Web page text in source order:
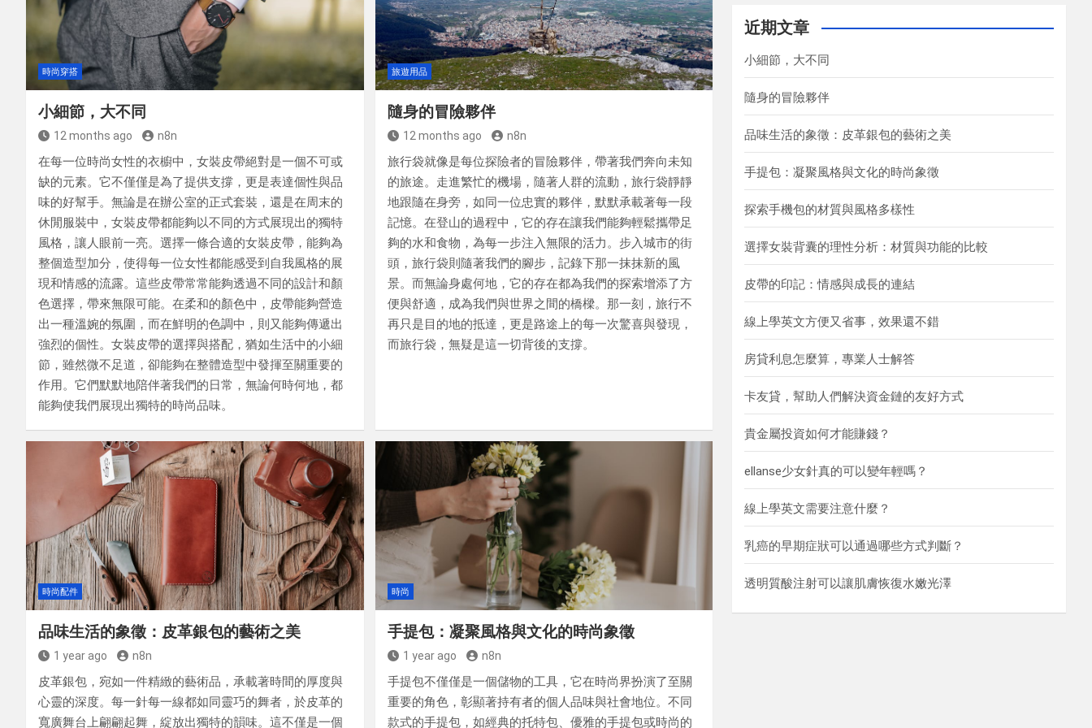
探索手機包的材質與風格多樣性
時尚穿搭
小細節，大不同
12 months ago n8n
在每一位時尚女性的衣櫥中，女裝皮帶絕對是一個不可或
缺的元素。它不僅僅是為了提供支撐，更是表達個性與品
味的好幫手。無論是在辦公室的正式套裝，還是在周末的
休閒服裝中，女裝皮帶都能夠以不同的方式展現出的獨特
風格，讓人眼前一亮。選擇一條合適的女裝皮帶，能夠為
整個造型加分，使得每一位女性都能感受到自我風格的展
現和情感的流露。這些皮帶常常能夠透過不同的設計和顏
色選擇，帶來無限可能。在柔和的顏色中，皮帶能夠營造
出一種溫婉的氛圍，而在鮮明的色調中，則又能夠傳遞出
強烈的個性。女裝皮帶的選擇與搭配，猶如生活中的小細
節，雖然微不足道，卻能夠在整體造型中發揮至關重要的
作用。它們默默地陪伴著我們的日常，無論何時何地，都
能夠使我們展現出獨特的時尚品味。
旅遊用品
隨身的冒險夥伴
12 months ago n8n
旅行袋就像是每位探險者的冒險夥伴，帶著我們奔向未知
的旅途。走進繁忙的機場，隨著人群的流動，旅行袋靜靜
地跟隨在身旁，如同一位忠實的夥伴，默默承載著每一段
記憶。在登山的過程中，它的存在讓我們能夠輕鬆攜帶足
夠的水和食物，為每一步注入無限的活力。步入城市的街
頭，旅行袋則隨著我們的腳步，記錄下那一抹抹新的風
景。而無論身處何地，它的存在都為我們的探索增添了方
便與舒適，成為我們與世界之間的橋樑。那一刻，旅行不
再只是目的地的抵達，更是路途上的每一次驚喜與發現，
而旅行袋，無疑是這一切背後的支撐。
時尚配件
品味生活的象徵：皮革銀包的藝術之美
1 year ago n8n
皮革銀包，宛如一件精緻的藝術品，承載著時間的厚度與
心靈的深度。每一針每一線都如同靈巧的舞者，於皮革的
寬廣舞台上翩翩起舞，綻放出獨特的韻味。這不僅是一個
時尚
手提包：凝聚風格與文化的時尚象徵
1 year ago n8n
手提包不僅僅是一個儲物的工具，它在時尚界扮演了至關
重要的角色，彰顯著持有者的個人品味與社會地位。不同
款式的手提包，如經典的托特包、優雅的手提包或時尚的
c
近期文章
小細節，大不同
隨身的冒險夥伴
品味生活的象徵：皮革銀包的藝術之美
手提包：凝聚風格與文化的時尚象徵
探索手機包的材質與風格多樣性
選擇女裝背囊的理性分析：材質與功能的比較
皮帶的印記：情感與成長的連結
線上學英文方便又省事，效果還不錯
房貸利息怎麼算，專業人士解答
卡友貸，幫助人們解決資金鏈的友好方式
貴金屬投資如何才能賺錢？
ellanse少女針真的可以變年輕嗎？
線上學英文需要注意什麼？
乳癌的早期症狀可以通過哪些方式判斷？
透明質酸注射可以讓肌膚恢復水嫩光澤